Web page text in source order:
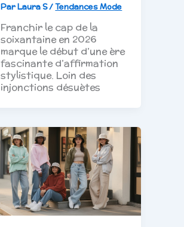
ParLaura S/Tendances Mode
Franchir le cap de la
soixantaine en 2026
marque le début d’une ère
fascinante d’affirmation
stylistique. Loin des
injonctions désuètes